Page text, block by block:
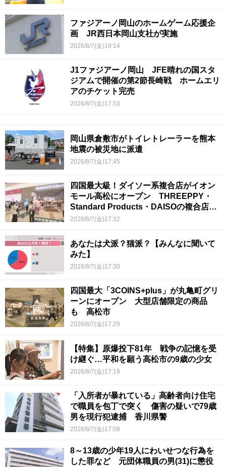
ファジアーノ岡山のホームゲーム応援企
画 JR西日本岡山支社が実施
2026/8/7(金)18:14
J1ファジアーノ岡山 JFE晴れの国スタ
ジアムで開催の第2節長崎戦 ホームエリ
アのチケット完売
2026/8/7(金)17:53
岡山県倉敷市がトイレトレーラーを熊本
地震の被災地に派遣
2026/8/7(金)17:45
四国最大級！ダイソー系複合店がイオン
モール高松にオープン THREEPPY・
Standard Products・DAISOの複合店は
香川県初
2026/8/7(金)17:32
あなたは犬派？猫派？【みんなに聞いて
みた】
2026/8/7(金)17:30
四国最大「3COINS+plus」が丸亀町グリ
ーンにオープン 大型店舗限定の商品
も 高松市
2026/8/7(金)17:29
【特集】原爆投下81年 戦争の記憶を受
け継ぐ…平和を願う高松市の9歳の少女
2026/8/7(金)17:19
「入所者が暴れている」高齢者向け住宅
で職員を包丁で突く 傷害の疑いで79歳
男を現行犯逮捕 香川県警
2026/8/7(金)17:08
8～13歳の少年19人にわいせつな行為を
した罪など 元団体職員の男(31)に懲役